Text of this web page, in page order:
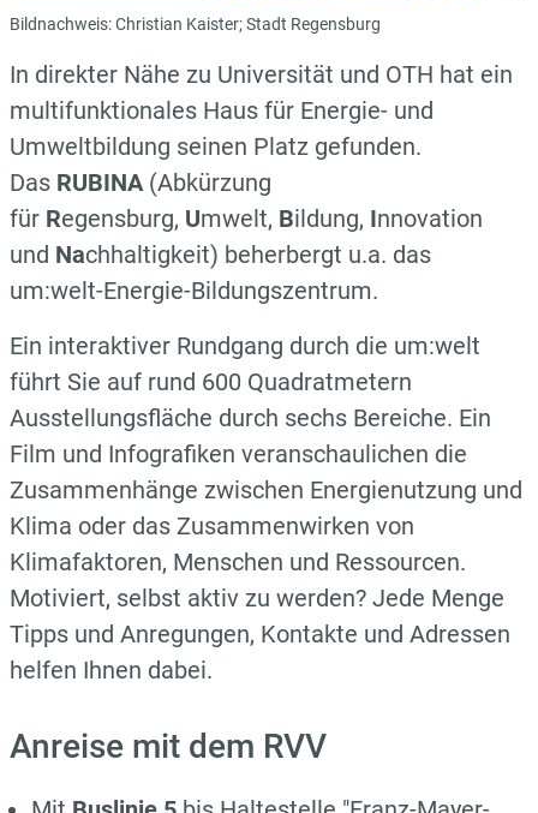
Bildnachweis: Christian Kaister; Stadt Regensburg
In direkter Nähe zu Universität und OTH hat ein
multifunktionales Haus für Energie- und
Umweltbildung seinen Platz gefunden.
Das RUBINA (Abkürzung
für Regensburg, Umwelt, Bildung, Innovation
und Nachhaltigkeit) beherbergt u.a. das
um:welt-Energie-Bildungszentrum.
Ein interaktiver Rundgang durch die um:welt
führt Sie auf rund 600 Quadratmetern
Ausstellungsfläche durch sechs Bereiche. Ein
Film und Infografiken veranschaulichen die
Zusammenhänge zwischen Energienutzung und
Klima oder das Zusammenwirken von
Klimafaktoren, Menschen und Ressourcen.
Motiviert, selbst aktiv zu werden? Jede Menge
Tipps und Anregungen, Kontakte und Adressen
helfen Ihnen dabei.
Anreise mit dem RVV